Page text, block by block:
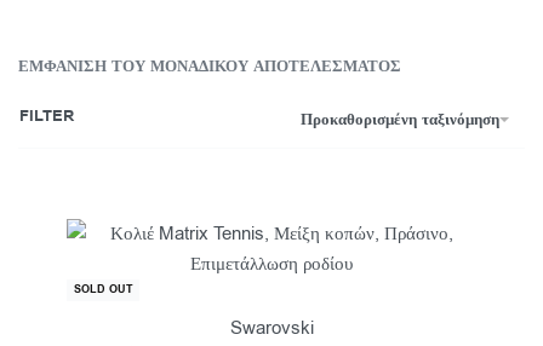
ΕΜΦΆΝΙΣΗ ΤΟΥ ΜΟΝΑΔΙΚΟΎ ΑΠΟΤΕΛΈΣΜΑΤΟΣ
Προκαθορισμένη ταξινόμηση
FILTER
-40% OFF
SOLD OUT
Swarovski